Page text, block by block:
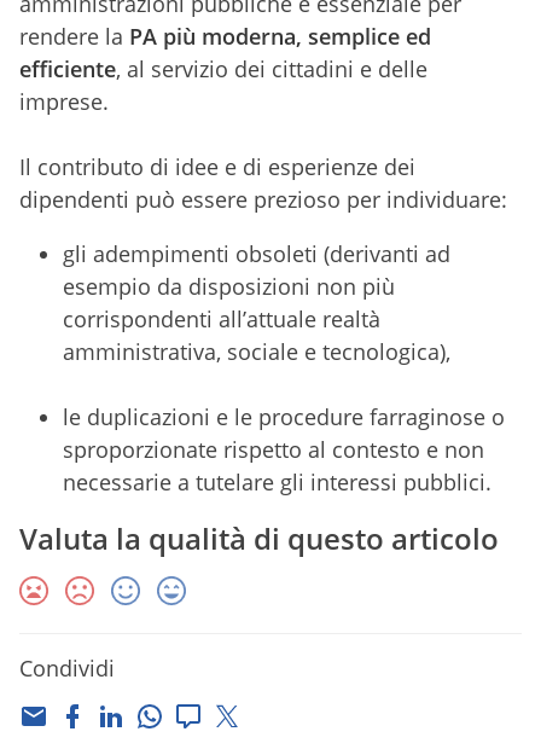
rendere la PA più moderna, semplice ed
efficiente, al servizio dei cittadini e delle
imprese.
Il contributo di idee e di esperienze dei
dipendenti può essere prezioso per individuare:
gli adempimenti obsoleti (derivanti ad
esempio da disposizioni non più
corrispondenti all’attuale realtà
amministrativa, sociale e tecnologica),
le duplicazioni e le procedure farraginose o
sproporzionate rispetto al contesto e non
necessarie a tutelare gli interessi pubblici.
Valuta la qualità di questo articolo
Condividi